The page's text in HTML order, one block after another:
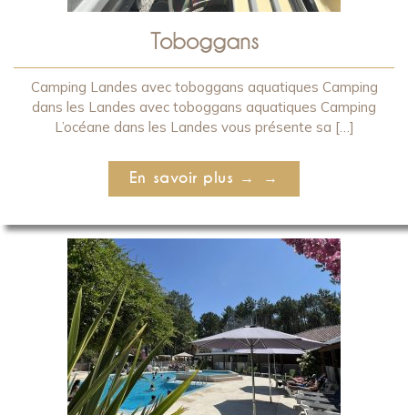
Toboggans
Camping Landes avec toboggans aquatiques Camping
dans les Landes avec toboggans aquatiques Camping
L’océane dans les Landes vous présente sa […]
En savoir plus →